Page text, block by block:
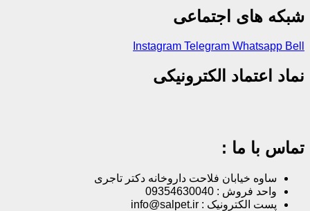
شبکه های اجتماعی
Instagram Telegram Whatsapp Bell
نماد اعتماد الکترونیکی
تماس با ما :
ساوه خیابان فلاحت داروخانه دکتر تاجری
واحد فروش : 09354630040
پست الکترونیک : info@salpet.ir